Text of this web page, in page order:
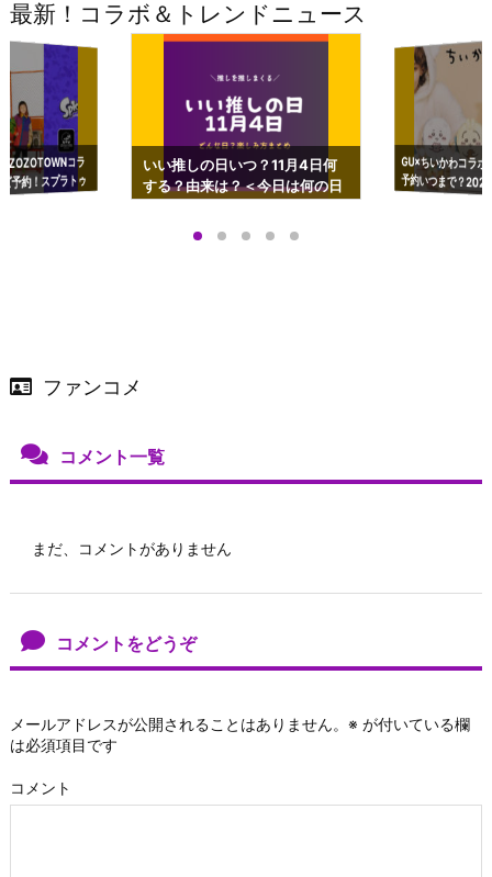
最新！コラボ＆トレンドニュース
コラ
予約！スプラトゥ
ップも渋谷Hz
いい推しの日いつ？11月4日何
する？由来は？＜今日は何の日
GU×ちいかわコラ
予約いつまで？
ーチやショルダー
ファンコメ
コメント一覧
まだ、コメントがありません
コメントをどうぞ
メールアドレスが公開されることはありません。 ※ が付いている欄
は必須項目です
コメント